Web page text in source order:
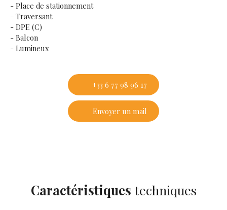
- Place de stationnement
- Traversant
- DPE (C)
- Balcon
- Lumineux
+33 6 77 98 96 17
Envoyer un mail
Caractéristiques techniques